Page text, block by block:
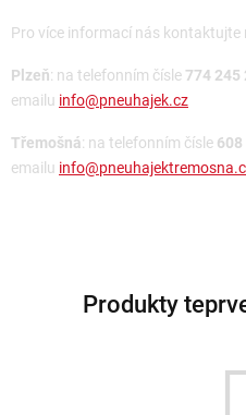
Pro více informací nás kontaktujte
Plzeň: na telefonním čísle 774 245
emailu info@pneuhajek.cz
Třemošná: na telefonním čísle 608
emailu
Produkty